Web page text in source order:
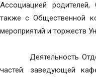
Ассоциацией
также с Общественной
мероприятий и торжеств
Деятельность Отдела
частей: заведующей